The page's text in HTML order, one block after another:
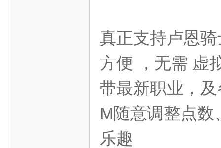
真正支持卢恩
方便 ，无需 虚
带最新职业，
M随意调整点数
乐趣